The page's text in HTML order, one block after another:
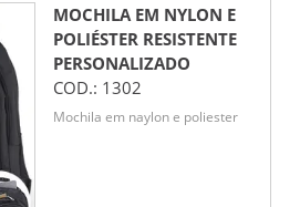
MOCHILA EM NYLON E
POLIÉSTER RESISTENTE
PERSONALIZADO
COD.: 1302
Mochila em naylon e poliester